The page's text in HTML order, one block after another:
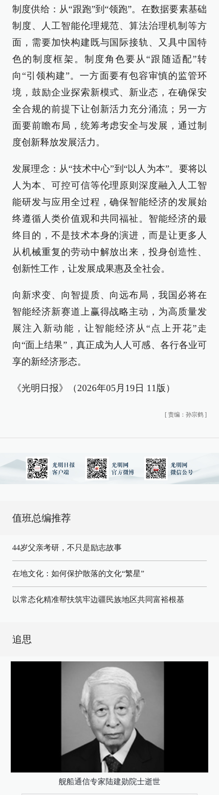
制度供给：从“跟跑”到“领跑”。在数据要素基础
制度、人工智能伦理规范、算法治理机制等方
面，需要加快构建既与国际接轨、又具中国特
色的制度框架。制度角色要从“跟随适配”转
向“引领构建”。一方面要有包容审慎的监管环
境，鼓励企业探索新模式、新业态，在确保安
全合规的前提下让创新活力充分涌流；另一方
面要前瞻布局，统筹考虑安全与发展，通过制
度创新释放发展活力。
发展理念：从“技术中心”到“以人为本”。要将以
人为本、可控可信等伦理原则深度融入人工智
能研发与应用全过程，确保智能经济的发展始
终遵循人类价值观和共同福祉。智能经济的最
终目的，不是技术本身的演进，而是让更多人
从机械重复的劳动中解放出来，投身创造性、
创新性工作，让发展成果惠及全社会。
向新求变、向智提质、向远布局，我国必将在
智能经济新赛道上赢得战略主动，为高质量发
展注入新动能，让智能经济从“点上开花”走
向“面上结果”，真正成为人人可感、各行各业可
享的新经济形态。
《光明日报》（2026年05月19日 11版）
[ 责编：孙宗鹤 ]
值班总编推荐
44岁父亲考研，不只是励志故事
在地文化：如何保护散落的文化“繁星”
以常态化精准帮扶筑牢边疆民族地区共同富裕根基
追思
舰船通信专家陆建勋院士逝世